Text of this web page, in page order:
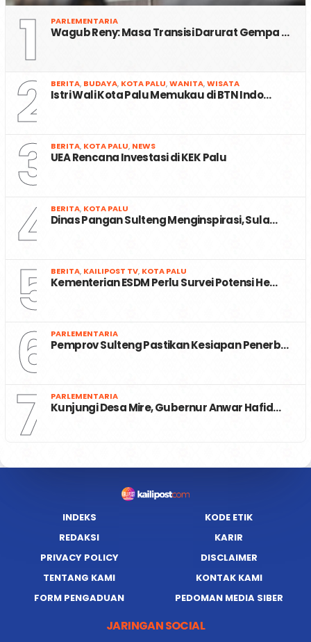
1 PARLEMENTARIA
Wagub Reny: Masa Transisi Darurat Gempa …
2 BERITA, BUDAYA, KOTA PALU,WANITA,WISATA
Istri Wali Kota Palu Memukau di BTN Indo…
3 BERITA, KOTA PALU, NEWS
UEA Rencana Investasi di KEK Palu
4 BERITA, KOTA PALU
Dinas Pangan Sulteng Menginspirasi, Sula…
5 BERITA, KAILIPOST TV, KOTA PALU
Kementerian ESDM Perlu Survei Potensi He…
6 PARLEMENTARIA
Pemprov Sulteng Pastikan Kesiapan Penerb…
7 PARLEMENTARIA
Kunjungi Desa Mire, Gubernur Anwar Hafid…
INDEKS
KODE ETIK
REDAKSI
KARIR
PRIVACY POLICY
DISCLAIMER
TENTANG KAMI
KONTAK KAMI
FORM PENGADUAN
PEDOMAN MEDIA SIBER
JARINGAN SOCIAL